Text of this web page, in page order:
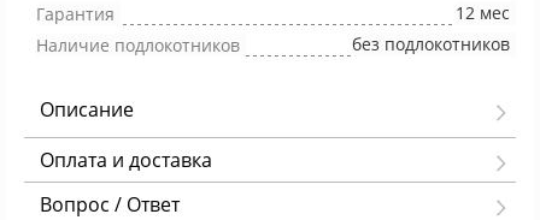
Гарантия
12 мес
Наличие подлокотников
без подлокотников
Описание
Оплата и доставка
Вопрос / Ответ